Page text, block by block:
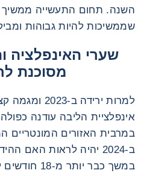
השנה. תחום התעשייה ממשיך
שממשיכות להיות גבוהות
שערי האינפלציה
מסוכנת
למרות ירידה
אינפלציית הליבה עודנה
במרבית האזורים המונטריים
ב-2024 יהיה לראות האם
במשך כבר